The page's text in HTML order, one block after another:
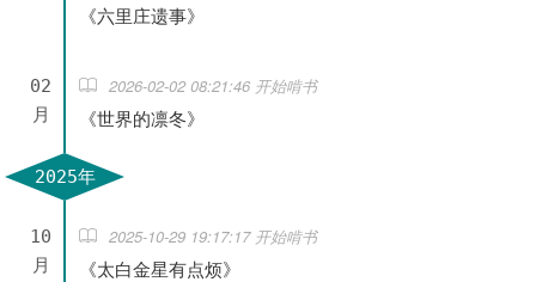
《六里庄遗事》
02
月
2026-02-02 08:21:46 开始啃书
《世界的凛冬》
2025年
10
月
2025-10-29 19:17:17 开始啃书
《太白金星有点烦》